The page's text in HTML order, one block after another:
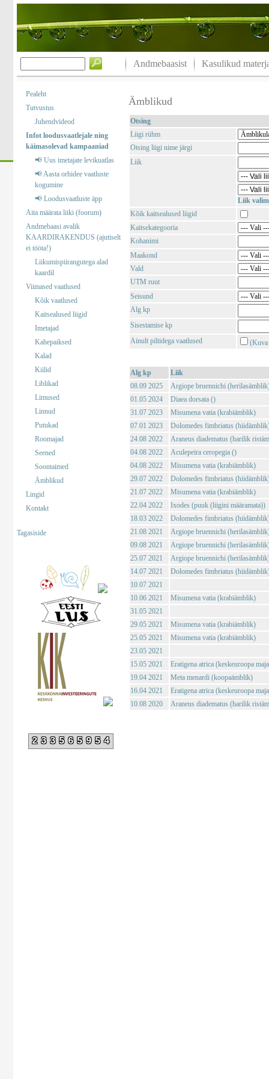
Andmebaasist Kasulikud
Pealeht
Tutvustus
Juhendvideod
Infot loodusvaatlejale ning
käimasolevad kampaaniad
📢 Uus imetajate levikuatlas
📢 Aasta orhidee vaatluste
kogumine
📢 Loodusvaatluste äpp
Aita määrata liiki (foorum)
Andmebaasi avalik
KAARDIRAKENDUS (ajutiselt
ei tööta!)
Liikumispiirangutega alad
kaardil
Viimased vaatlused
Kõik vaatlused
Kaitsealused liigid
Imetajad
Kahepaiksed
Kalad
Kiilid
Liblikad
Limused
Linnud
Putukad
Roomajad
Seened
Soontaimed
Ämblikud
Lingid
Kontakt
Tagasiside
233565954
Ämblikud
Otsing
Liigi rühm
Otsing liigi nime järgi
Liik
Liik
Kõik kaitsealused liigid
Kaitsekategooria
Kohanimi
Maakond
Vald
UTM ruut
Seisund
Alg kp
Sisestamise kp
Ainult piltidega vaatlused
(Kuva
Alg kp
Liik
08.09 2025
Argiope bruennichi
01.05 2024
Diaea dorsata ()
31.07 2023
Misumena vatia (krabiämblik)
07.01 2023
Dolomedes fimbriatus
24.08 2022
Araneus diadematus (harilik
04.08 2022
Aculepeira ceropegia ()
04.08 2022
Misumena vatia (krabiämblik)
29.07 2022
Dolomedes fimbriatus
21.07 2022
Misumena vatia (krabiämblik)
22.04 2022
Ixodes (puuk (liigini määramata))
18.03 2022
Dolomedes fimbriatus
21.08 2021
Argiope bruennichi
09.08 2021
Argiope bruennichi
25.07 2021
Argiope bruennichi
14.07 2021
Dolomedes fimbriatus
10.07 2021
10.06 2021
Misumena vatia (krabiämblik)
31.05 2021
29.05 2021
Misumena vatia (krabiämblik)
25.05 2021
Misumena vatia (krabiämblik)
23.05 2021
15.05 2021
Eratigena atrica (keskeuroopa
19.04 2021
Meta menardi (koopaämblik)
16.04 2021
Eratigena atrica (keskeuroopa
10.08 2020
Araneus diadematus (harilik